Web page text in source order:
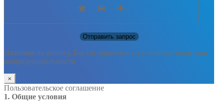
Нажимая на кнопку, Вы соглашаетесь с условиями политики
конфиденциальности
×
Пользовательское соглашение
1. Общие условия